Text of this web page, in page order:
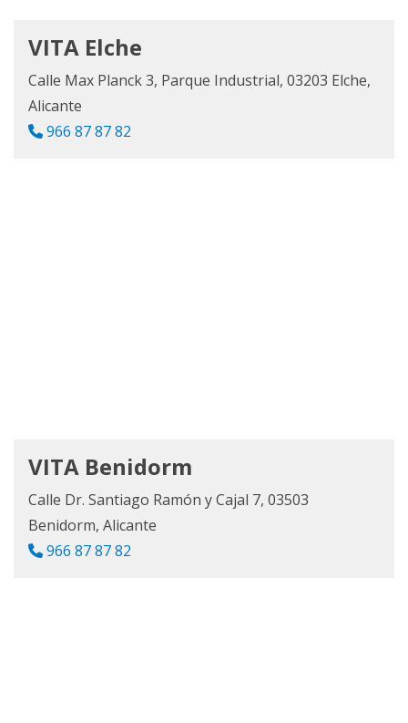
VITA Elche
Calle Max Planck 3, Parque Industrial, 03203 Elche,
Alicante
966 87 87 82
VITA Benidorm
Calle Dr. Santiago Ramón y Cajal 7, 03503
Benidorm, Alicante
966 87 87 82